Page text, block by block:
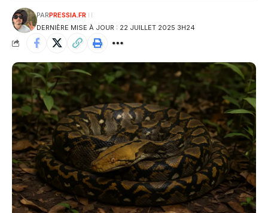
DERNIÈRE MISE À JOUR : 22 JUILLET 2025 3H24
PARPRESSIA.FR